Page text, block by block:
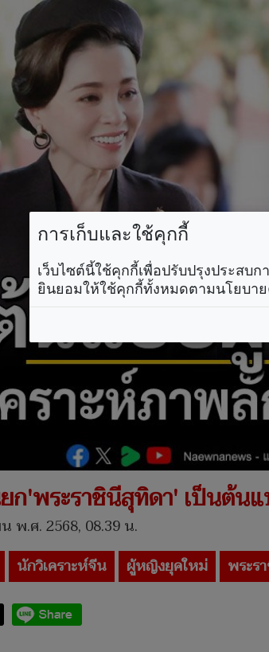
ก'พระราชินีสุทิดา' เป็นต้
พ.ศ. 2568, 08.39 น.
นักวิเคราะห์จีน ผู้หญิงยุคใหม่ พระร
การเก็บและใช้คุกกี้
เว็บไซต์นี้ใช้คุกกี้เพื่อปรับปรุงประสบ
ยินยอมให้ใช้คุกกี้ทั้งหมดตามนโยบาย